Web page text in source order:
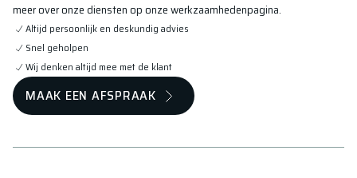
meer over onze diensten op onze werkzaamhedenpagina.
Altijd persoonlijk en deskundig advies
Snel geholpen
Wij denken altijd mee met de klant
MAAK EEN AFSPRAAK